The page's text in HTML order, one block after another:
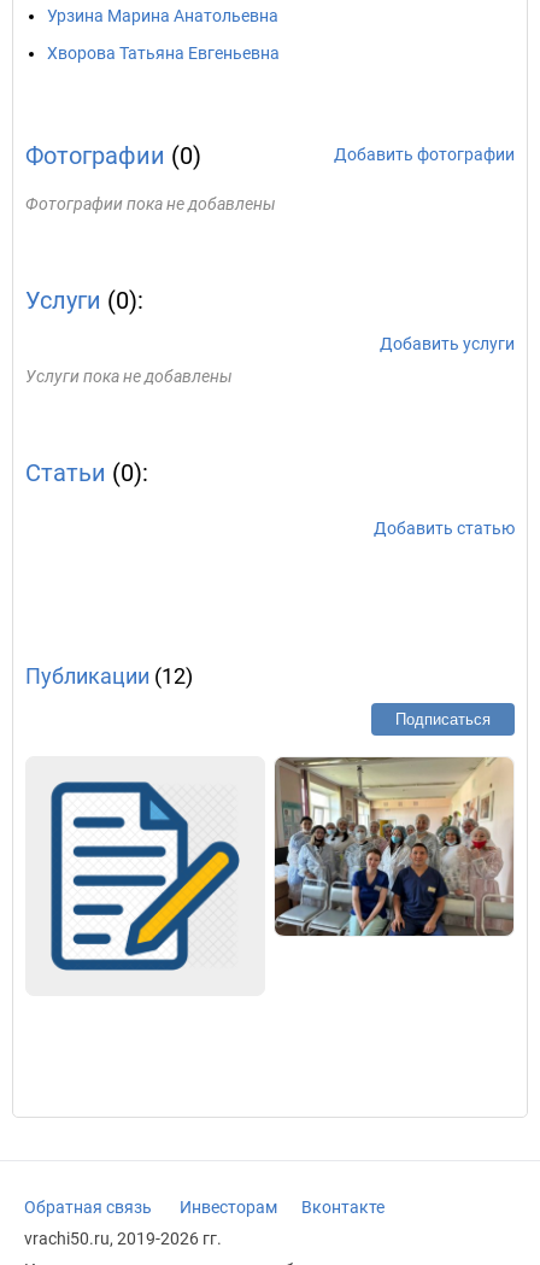
Урзина Марина Анатольевна
Хворова Татьяна Евгеньевна
Фотографии (0) Добавить фотографии
Фотографии пока не добавлены
Услуги (0):
Добавить услуги
Услуги пока не добавлены
Статьи (0):
Добавить статью
Публикации (12)
Подписаться
Обратная связь Инвесторам
Вконтакте
vrachi50.ru, 2019-2026 гг.